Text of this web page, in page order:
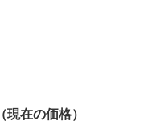
在の価格）